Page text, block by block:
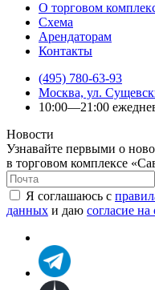
О торговом
Схема
Арендаторам
Контакты
(495) 780-63-93
Москва, ул.
10:00—21:00
Новости
Узнавайте первыми о
в торговом комплексе
Я соглашаюсь с
данных и даю согласие